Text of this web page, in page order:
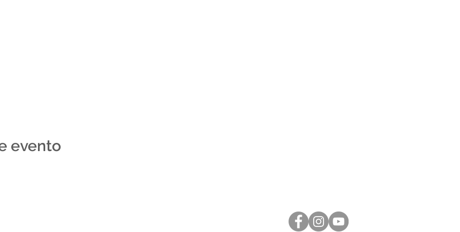
evento